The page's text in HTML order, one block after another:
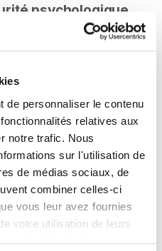
de personnaliser le contenu
relatives aux
notre trafic. Nous
sur l'utilisation de
de médias sociaux, de
combiner celles-ci
vous leur avez fournies
votre utilisation de leurs
psychologique,
et réalisation de
bienveillant,
un catalyseur
Il réduit l’anxiété liée
de liens
la motivation de
aux objectifs
plus qu’une étape